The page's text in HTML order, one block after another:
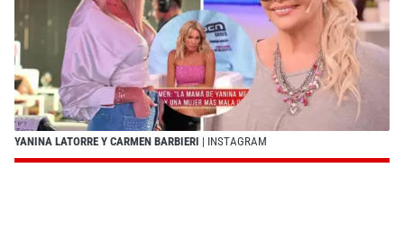
YANINA LATORRE Y CARMEN BARBIERI | INSTAGRAM